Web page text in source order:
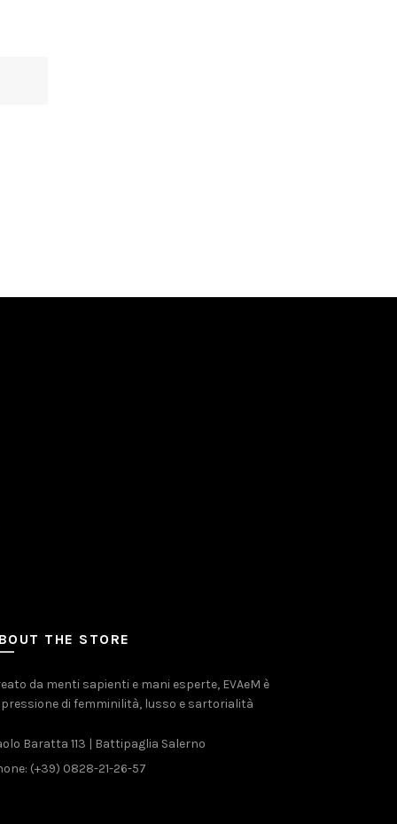
THE STORE
da menti sapienti e mani esperte, EVAeM è
di femminilità, lusso e sartorialità
Baratta 113 | Battipaglia Salerno
(+39) 0828-21-26-57